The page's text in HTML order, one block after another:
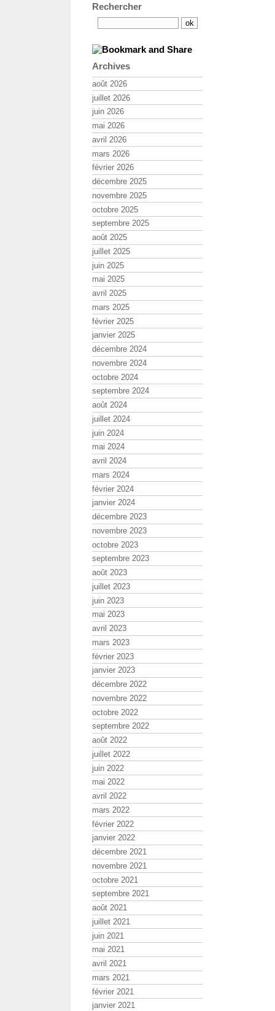
Rechercher
Archives
août 2026
juillet 2026
juin 2026
mai 2026
avril 2026
mars 2026
février 2026
décembre 2025
novembre 2025
octobre 2025
septembre 2025
août 2025
juillet 2025
juin 2025
mai 2025
avril 2025
mars 2025
février 2025
janvier 2025
décembre 2024
novembre 2024
octobre 2024
septembre 2024
août 2024
juillet 2024
juin 2024
mai 2024
avril 2024
mars 2024
février 2024
janvier 2024
décembre 2023
novembre 2023
octobre 2023
septembre 2023
août 2023
juillet 2023
juin 2023
mai 2023
avril 2023
mars 2023
février 2023
janvier 2023
décembre 2022
novembre 2022
octobre 2022
septembre 2022
août 2022
juillet 2022
juin 2022
mai 2022
avril 2022
mars 2022
février 2022
janvier 2022
décembre 2021
novembre 2021
octobre 2021
septembre 2021
août 2021
juillet 2021
juin 2021
mai 2021
avril 2021
mars 2021
février 2021
janvier 2021